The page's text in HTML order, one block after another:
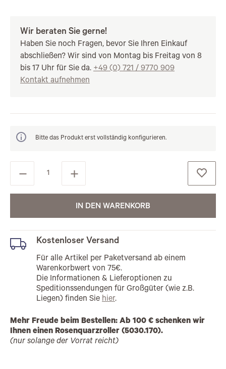
Wir beraten Sie gerne!
Haben Sie noch Fragen, bevor Sie Ihren Einkauf
abschließen? Wir sind von Montag bis Freitag von 8
bis 17 Uhr für Sie da. +49 (0) 721 / 9770 909
Kontakt aufnehmen
Bitte das Produkt erst vollständig konfigurieren.
IN DEN WARENKORB
Kostenloser Versand
Für alle Artikel per Paketversand ab einem
Warenkorbwert von 75€.
Die Informationen & Lieferoptionen zu
Speditionssendungen für Großgüter (wie z.B.
Liegen) finden Sie hier.
Mehr Freude beim Bestellen: Ab 100 € schenken wir
Ihnen einen Rosenquarzroller (5030.170).
(nur solange der Vorrat reicht)